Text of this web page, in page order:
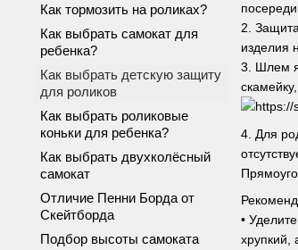
2.
изделия
3. Шлем
4. Для
•
хрупкий,
Как тормозить на роликах?
Как выбрать самокат для
ребенка?
Как выбрать детскую защиту
для роликов
Как выбрать роликовые
коньки для ребенка?
Как выбрать двухколёсный
самокат
Отличие Пенни Борда от
Скейтборда
Подбор высоты самоката